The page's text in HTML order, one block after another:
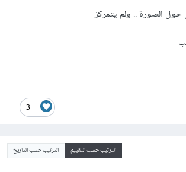
الصورة .. ولم يتمركز
3
الترتيب حسب التقييم الترتيب حسب التاريخ